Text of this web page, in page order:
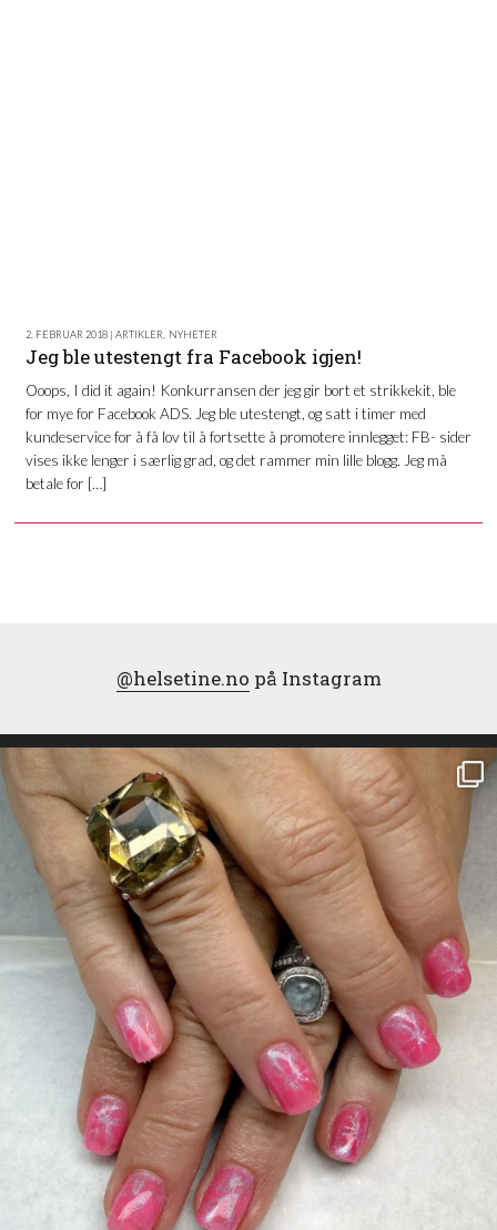
2. FEBRUAR 2018 | ARTIKLER NYHETER
Jeg ble utestengt fra Facebook igjen!
Ooops, I did it again! Konkurransen der jeg gir bort et strikkekit, ble
for mye for Facebook ADS. Jeg ble utestengt, og satt i timer med
kundeservice for å få lov til å fortsette å promotere innlegget: FB- sider
vises ikke lenger i særlig grad, og det rammer min lille blogg. Jeg må
betale for […]
@helsetine.no på Instagram